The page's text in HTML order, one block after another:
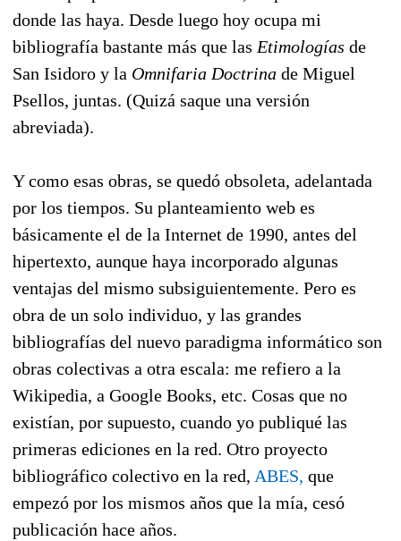
donde las haya. Desde luego hoy ocupa mi
bibliografía bastante más que las Etimologías de
San Isidoro y la Omnifaria Doctrina de Miguel
Psellos, juntas. (Quizá saque una versión
abreviada).
Y como esas obras, se quedó obsoleta, adelantada
por los tiempos. Su planteamiento web es
básicamente el de la Internet de 1990, antes del
hipertexto, aunque haya incorporado algunas
ventajas del mismo subsiguientemente. Pero es
obra de un solo individuo, y las grandes
bibliografías del nuevo paradigma informático son
obras colectivas a otra escala: me refiero a la
Wikipedia, a Google Books, etc. Cosas que no
existían, por supuesto, cuando yo publiqué las
primeras ediciones en la red. Otro proyecto
bibliográfico colectivo en la red, ABES, que
empezó por los mismos años que la mía, cesó
publicación hace años.